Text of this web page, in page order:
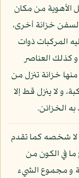
الأهوية من مكان
خزانة أخرى،
المركبات ذوات
و كذلك العناصر
خزانة تنزل من
و لا ينزل قط إلا
الخزائن.
لا شخصه كما تقدم
ما في الكون من
و مجموع الشيء